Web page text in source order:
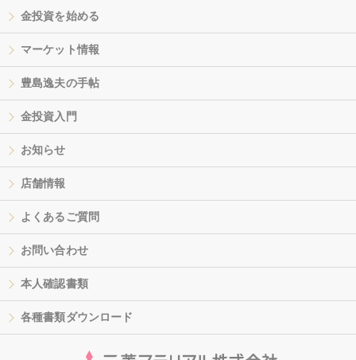
金投資を始める
マーケット情報
豊島逸夫の手帖
金投資入門
お知らせ
店舗情報
よくあるご質問
お問い合わせ
本人確認書類
各種書類ダウンロード